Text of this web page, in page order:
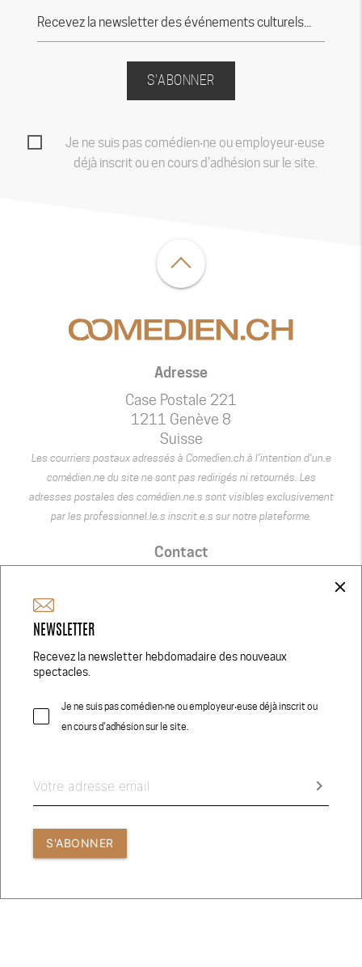
S'ABONNER
Je ne suis pas comédien‧ne ou employeur‧euse
déjà inscrit ou en cours d'adhésion sur le site.
Adresse
Case Postale 221
1211 Genève 8
Suisse
Les courriers postaux adressés à Comedien.ch à l’intention d’un.e
comédien.ne du site ne sont pas redirigés ni retournés. Les
adresses postales des comédien.ne.s sont visibles exclusivement
par les professionnel.le.s inscrit.e.s sur notre plateforme.
Contact
close
NEWSLETTER
Recevez la newsletter hebdomadaire des nouveaux
spectacles.
Je ne suis pas comédien‧ne ou employeur‧euse déjà inscrit ou
en cours d'adhésion sur le site.
keyboard_arrow_right
S'ABONNER